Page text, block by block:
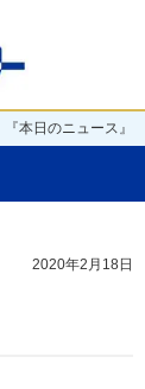
『本日のニュース』
2020年2月18日